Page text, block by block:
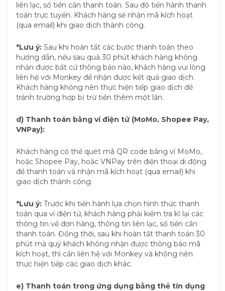
liên lạc, số tiền cần thanh toán. Sau đó tiến hành thanh
toán trực tuyến. Khách hàng sẽ nhận mã kích hoạt
(qua email) khi giao dịch thành công.
*Lưu ý: Sau khi hoàn tất các bước thanh toán theo
hướng dẫn, nếu sau quá 30 phút khách hàng không
nhận được bất cứ thông báo nào, khách hàng vui lòng
liên hệ với Monkey để nhận được kết quả giao dịch.
Khách hàng không nên thực hiện tiếp giao dịch để
tránh trường hợp bị trừ tiền thêm một lần.
d) Thanh toán bằng ví điện tử (MoMo, Shopee Pay,
VNPay):
Khách hàng có thể quét mã QR code bằng ví MoMo,
hoặc Shopee Pay, hoặc VNPay trên điện thoại di động
để thanh toán và nhận mã kích hoạt (qua email) khi
giao dịch thành công.
*Lưu ý: Trước khi tiến hành lựa chọn hình thức thanh
toán qua ví điện tử, khách hàng phải kiểm tra kĩ lại các
thông tin về đơn hàng, thông tin liên lạc, số tiền cần
thanh toán. Đồng thời, sau khi hoàn tất thanh toán 30
phút mà quý khách không nhận được thông báo mã
kích hoạt, thì cần liên hệ với Monkey và không nên
thực hiện tiếp các giao dịch khác.
e) Thanh toán trong ứng dụng bằng thẻ tín dụng